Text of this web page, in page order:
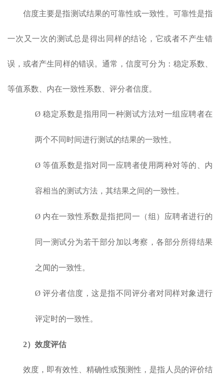
信度主要是指测试结果的可靠性或一致性。可靠性是指
一次又一次的测试总是得出同样的结论，它或者不产生错
误，或者产生同样的错误。通常，信度可分为：稳定系数、
等值系数、内在一致性系数、评分者信度。
Ø 稳定系数是指用同一种测试方法对一组应聘者在
两个不同时间进行测试的结果的一致性。
Ø 等值系数是指对同一应聘者使用两种对等的、内
容相当的测试方法，其结果之间的一致性。
Ø 内在一致性系数是指把同一（组）应聘者进行的
同一测试分为若干部分加以考察，各部分所得结果
之闻的一致性。
Ø 评分者信度，这是指不同评分者对同样对象进行
评定时的一致性。
2）效度评估
效度，即有效性、精确性或预测性，是指人员的评价结